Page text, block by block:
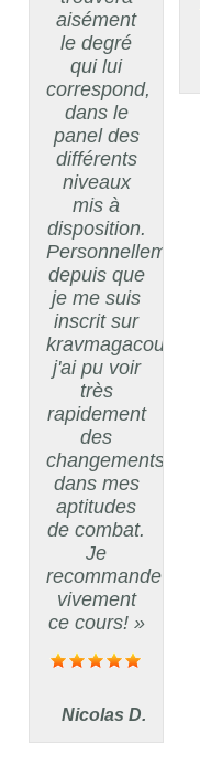
aisément
le degré
qui lui
correspond,
dans le
panel des
différents
niveaux
mis à
disposition.
Personnellement,
depuis que
je me suis
inscrit sur
j'ai pu voir
très
rapidement
des
changements
dans mes
aptitudes
de combat.
Je
recommande
vivement
ce cours! »
Nicolas D.